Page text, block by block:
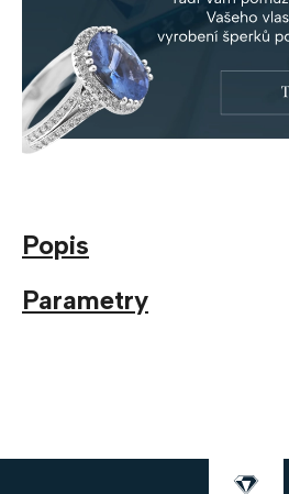
Popis
Parametry